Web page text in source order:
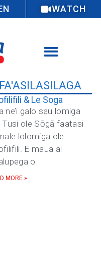
WATCH
FA'ASILASILAGA
& Le Soga
ne’i galo sau lomiga
Tusi ole Sōgā faatasi
lolomiga ole
E maua ai
o
MORE »